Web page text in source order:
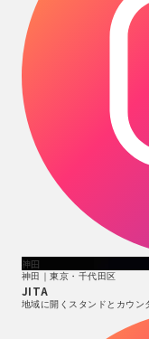
神田
神田｜東京・千代田区
JITA
地域に開くスタンドとカウン